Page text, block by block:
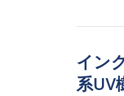
イン
系UV